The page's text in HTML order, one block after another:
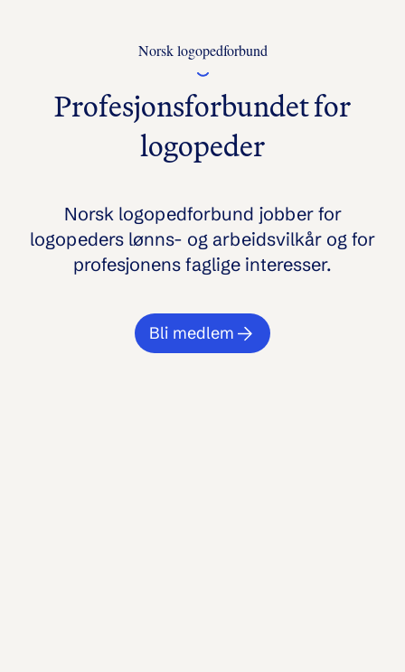
Norsk logopedforbund
Profesjonsforbundet for
logopeder
Norsk logopedforbund jobber for
logopeders lønns- og arbeidsvilkår og for
profesjonens faglige interesser.
Bli medlem